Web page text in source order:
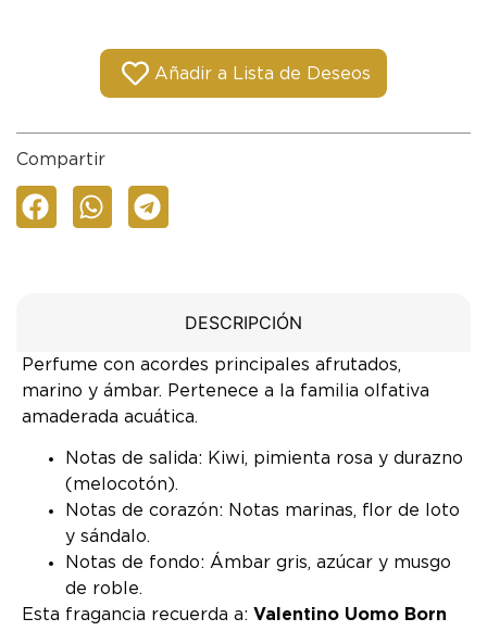
Añadir a Lista de Deseos
Compartir
DESCRIPCIÓN
Perfume con acordes principales afrutados,
marino y ámbar. Pertenece a la familia olfativa
amaderada acuática.
Notas de salida: Kiwi, pimienta rosa y durazno
(melocotón).
Notas de corazón: Notas marinas, flor de loto
y sándalo.
Notas de fondo: Ámbar gris, azúcar y musgo
de roble.
Esta fragancia recuerda a: Valentino Uomo Born